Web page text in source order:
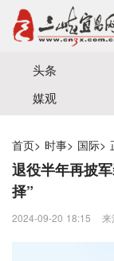
宜昌三峡融媒体
头条
媒观
首页> 时事> 国际>
退役半年再披
择”
2024-09-20 18:15 来